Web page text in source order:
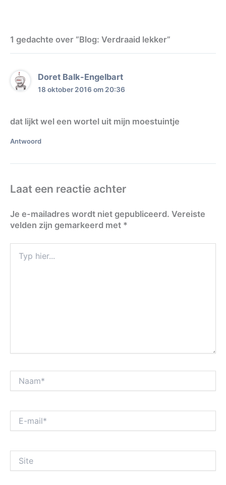
1 gedachte over “Blog: Verdraaid lekker”
Doret Balk-Engelbart
18 oktober 2016 om 20:36
dat lijkt wel een wortel uit mijn moestuintje
Antwoord
Laat een reactie achter
Je e-mailadres wordt niet gepubliceerd. Vereiste
velden zijn gemarkeerd met *
hier...
mail*